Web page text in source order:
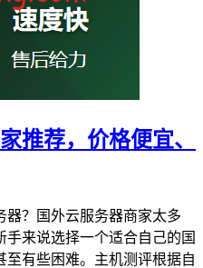
推荐，价格便宜、
器？国外云服务器商家太多
来说选择一个适合自己的国
有些困难。主机测评根据自